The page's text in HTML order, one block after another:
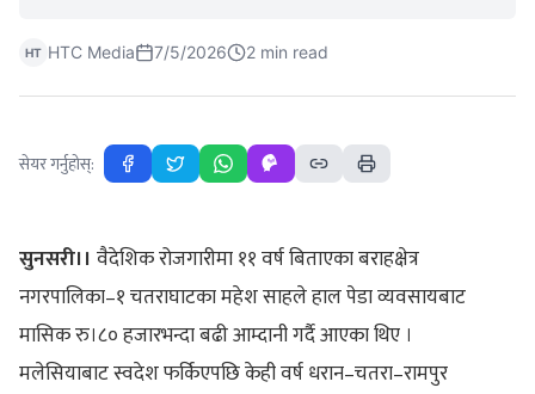
HT HTC Media 7/5/2026 2 min read
सेयर गर्नुहोस्:
सुनसरी।। वैदेशिक रोजगारीमा ११ वर्ष बिताएका बराहक्षेत्र
नगरपालिका–१ चतराघाटका महेश साहले हाल पेडा व्यवसायबाट
मासिक रु।८० हजारभन्दा बढी आम्दानी गर्दै आएका थिए ।
मलेसियाबाट स्वदेश फर्किएपछि केही वर्ष धरान–चतरा–रामपुर